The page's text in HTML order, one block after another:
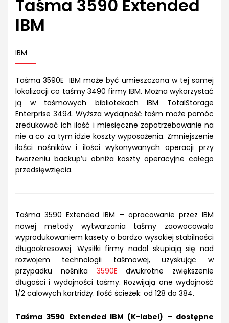
Taśma 3590 Extended
IBM
IBM
Taśma 3590E IBM może być umieszczona w tej samej
lokalizacji co taśmy 3490 firmy IBM. Można wykorzystać
ją w taśmowych bibliotekach IBM TotalStorage
Enterprise 3494. Wyższa wydajność taśm może pomóc
zredukować ich ilość i miesięczne zapotrzebowanie na
nie a co za tym idzie koszty wyposażenia. Zmniejszenie
ilości nośników i ilości wykonywanych operacji przy
tworzeniu backup’u obniża koszty operacyjne całego
przedsięwzięcia.
Taśma 3590 Extended IBM – opracowanie przez IBM
nowej metody wytwarzania taśmy zaowocowało
wyprodukowaniem kasety o bardzo wysokiej stabilności
długookresowej. Wysiłki firmy nadal skupiają się nad
rozwojem technologii taśmowej, uzyskując w
przypadku nośnika 3590E dwukrotne zwiększenie
długości i wydajności taśmy. Rozwijają one wydajność
1/2 calowych kartridży. Ilość ścieżek: od 128 do 384.
Taśma 3590 Extended IBM (K-label) – dostępne